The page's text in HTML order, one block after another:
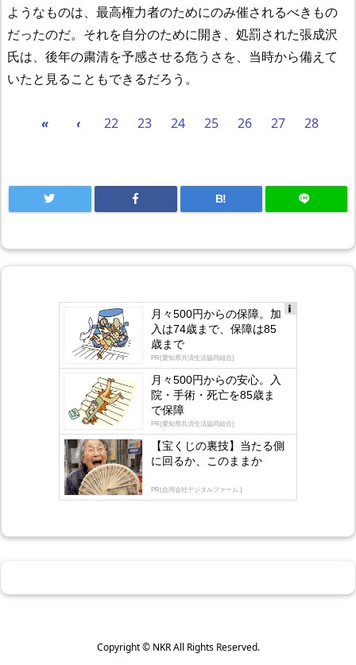
ようなものは、最高権力者のためにのみ催されるべきもの
だったのだ。それを自分のために開き、処罰された張成沢
氏は、後年の粛清を予感させる危うさを、当時から備えて
いたと見ることもできるだろう。
« ‹ 22 23 24 25 26 27 28
B!
gly
月々500円からの保障。加
入は74歳まで、保障は85
歳まで
PR(愛知県共済生活協同組合)
月々500円からの安心。入
院・手術・死亡を85歳ま
で保障
PR(愛知県共済生活協同組合)
【宝くじの裏技】当たる側
に回るか、このままか
PR(合同会社デジタルファーム )
Copyright © NKRAll Rights Reserved.